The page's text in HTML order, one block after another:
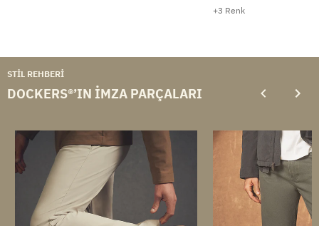
+3 Renk
STIL REHBERI
DOCKERS®’IN İMZA PARÇALARI